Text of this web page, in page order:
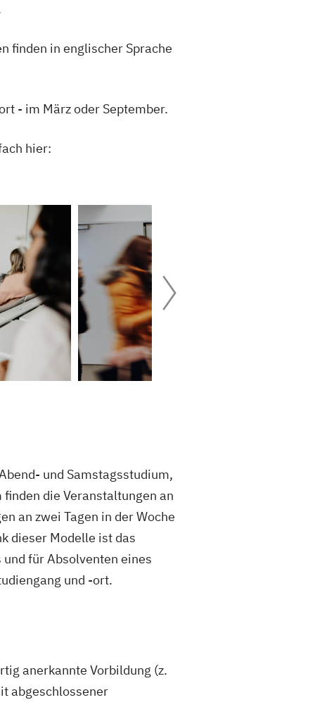
finden in englischer Sprache
- im März oder September.
hier:
und Samstagsstudium,
die Veranstaltungen an
an zwei Tagen in der Woche
dieser Modelle ist das
für Absolventen eines
und -ort.
anerkannte Vorbildung (z.
abgeschlossener